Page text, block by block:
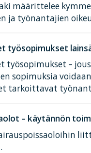
määrittelee
ja työnantajien
työsopimukset
työsopimukset –
sopimuksia
tarkoittavat
– käytännön